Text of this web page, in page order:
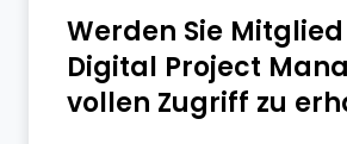
Werden Sie
Digital Project
vollen Zugriff zu